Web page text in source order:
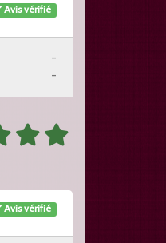
Avis vérifié
-
-
Avis vérifié